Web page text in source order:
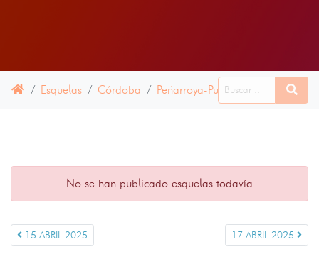
Esquelas Córdoba Peñarroya-Pueblonuevo 16
No se han publicado esquelas todavía
15 ABRIL 2025 17 ABRIL 2025